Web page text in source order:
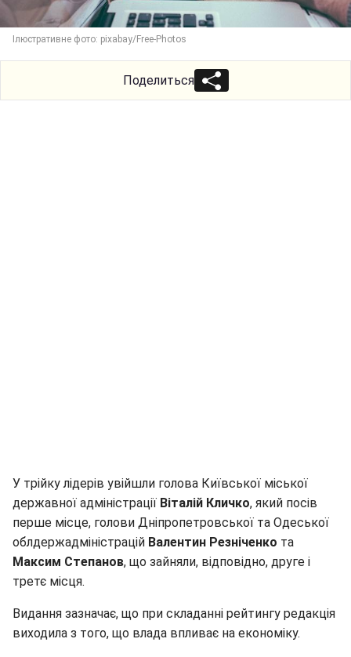
Ілюстративне фото: pixabay/Free-Photos
Поделиться
У трійку лідерів увійшли голова Київської міської
державної адміністрації Віталій Кличко, який посів
перше місце, голови Дніпропетровської та Одеської
облдержадміністрацій Валентин Резніченко та
Максим Степанов, що зайняли, відповідно, друге і
третє місця.
Видання зазначає, що при складанні рейтингу редакція
виходила з того, що влада впливає на економіку.